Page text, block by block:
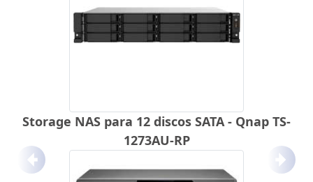
Storage NAS para 12 discos SATA - Qnap TS-
1273AU-RP
Anterior